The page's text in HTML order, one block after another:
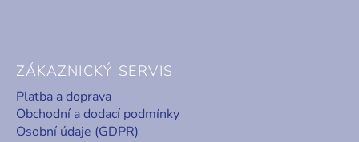
ZÁKAZNICKÝ SERVIS
Platba a doprava
Obchodní a dodací podmínky
Osobní údaje (GDPR)